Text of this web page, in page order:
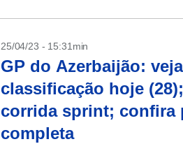
25/04/23 - 15:31min
GP do Azerbaijão:
classificação hoje
corrida sprint; confira
completa